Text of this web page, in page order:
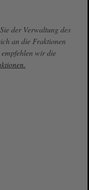
der Verwaltung des
an die Fraktionen
wir die